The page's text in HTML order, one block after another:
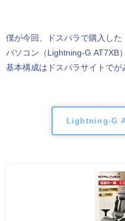
僕が今回、ドスパラで購入した
パソコン（Lightning-G AT7XB
基本構成はドスパラサイトでが
Lightning-G